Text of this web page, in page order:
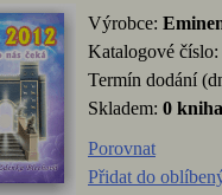
Výrobce:
Katalogové číslo:
Termín dodání
Skladem: 0 kniha
Porovnat
Přidat do